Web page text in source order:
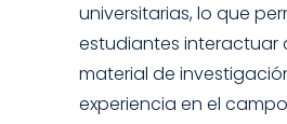
universitarias, lo que
estudiantes interactuar
material de
experiencia en el